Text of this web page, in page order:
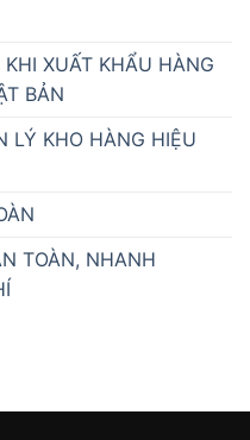
XUẤT KHẨU HÀNG
BẢN
LÝ KHO HÀNG HIỆU
TOÀN, NHANH